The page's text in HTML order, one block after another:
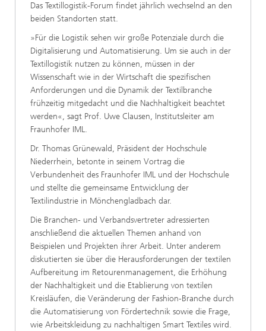
Das Textillogistik-Forum findet jährlich wechselnd an den
beiden Standorten statt.
»Für die Logistik sehen wir große Potenziale durch die
Digitalisierung und Automatisierung. Um sie auch in der
Textillogistik nutzen zu können, müssen in der
Wissenschaft wie in der Wirtschaft die spezifischen
Anforderungen und die Dynamik der Textilbranche
frühzeitig mitgedacht und die Nachhaltigkeit beachtet
werden«, sagt Prof. Uwe Clausen, Institutsleiter am
Fraunhofer IML.
Dr. Thomas Grünewald, Präsident der Hochschule
Niederrhein, betonte in seinem Vortrag die
Verbundenheit des Fraunhofer IML und der Hochschule
und stellte die gemeinsame Entwicklung der
Textilindustrie in Mönchengladbach dar.
Die Branchen- und Verbandsvertreter adressierten
anschließend die aktuellen Themen anhand von
Beispielen und Projekten ihrer Arbeit. Unter anderem
diskutierten sie über die Herausforderungen der textilen
Aufbereitung im Retourenmanagement, die Erhöhung
der Nachhaltigkeit und die Etablierung von textilen
Kreisläufen, die Veränderung der Fashion-Branche durch
die Automatisierung von Fördertechnik sowie die Frage,
wie Arbeitskleidung zu nachhaltigen Smart Textiles wird.